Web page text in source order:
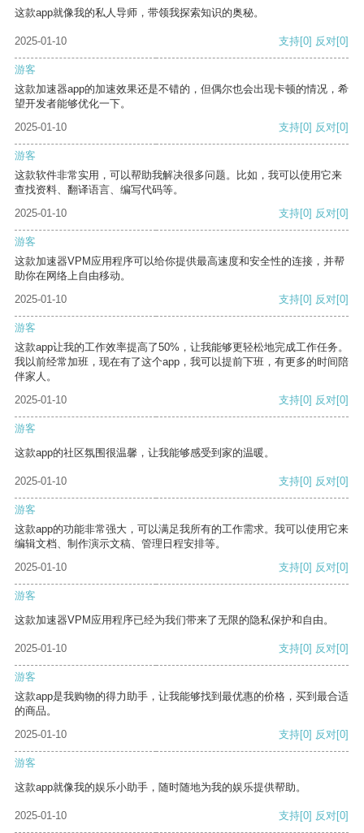
这款app就像我的私人导师，带领我探索知识的奥秘。
2025-01-10 支持[0] 反对[0]
游客
这款加速器app的加速效果还是不错的，但偶尔也会出现卡顿的情况，希
望开发者能够优化一下。
2025-01-10
支持[0] 反对[0]
游客
这款软件非常实用，可以帮助我解决很多问题。比如，我可以使用它来
查找资料、翻译语言、编写代码等。
2025-01-10
支持[0] 反对[0]
游客
这款加速器VPM应用程序可以给你提供最高速度和安全性的连接，并帮
助你在网络上自由移动。
2025-01-10
支持[0] 反对[0]
游客
这款app让我的工作效率提高了50%，让我能够更轻松地完成工作任务。
我以前经常加班，现在有了这个app，我可以提前下班，有更多的时间陪
伴家人。
2025-01-10
支持[0] 反对[0]
游客
这款app的社区氛围很温馨，让我能够感受到家的温暖。
2025-01-10 支持[0] 反对[0]
游客
这款app的功能非常强大，可以满足我所有的工作需求。我可以使用它来
编辑文档、制作演示文稿、管理日程安排等。
2025-01-10
支持[0] 反对[0]
游客
这款加速器VPM应用程序已经为我们带来了无限的隐私保护和自由。
2025-01-10 支持[0] 反对[0]
游客
这款app是我购物的得力助手，让我能够找到最优惠的价格，买到最合适
的商品。
2025-01-10
支持[0] 反对[0]
游客
这款app就像我的娱乐小助手，随时随地为我的娱乐提供帮助。
2025-01-10 支持[0] 反对[0]